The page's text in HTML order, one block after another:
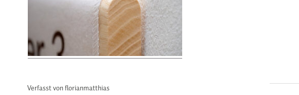
Verfasst von florianmatthias